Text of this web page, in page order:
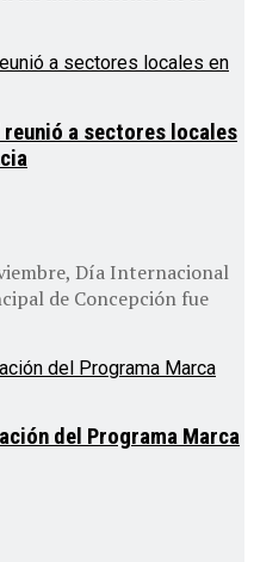
reunió a sectores locales
Día Internacional
de Concepción fue
del Programa Marca